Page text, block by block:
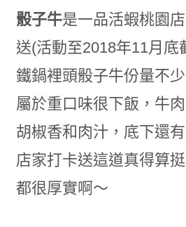
骰子牛是一品活蝦桃園
送(活動至2018年11月底
鐵鍋裡頭骰子牛份量不
屬於重口味很下飯，牛
胡椒香和肉汁，底下還
店家打卡送這道真得算
都很厚實啊～